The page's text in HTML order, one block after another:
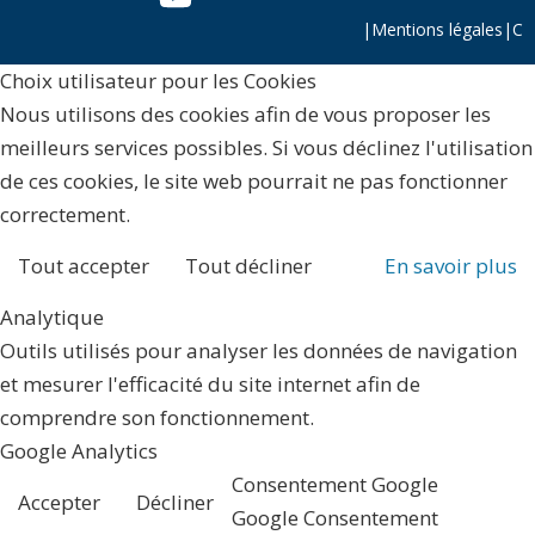
| Mentions légales |C
Choix utilisateur pour les Cookies
Nous utilisons des cookies afin de vous proposer les
meilleurs services possibles. Si vous déclinez l'utilisation
de ces cookies, le site web pourrait ne pas fonctionner
correctement.
Tout accepter
Tout décliner
En savoir plus
Analytique
Outils utilisés pour analyser les données de navigation
et mesurer l'efficacité du site internet afin de
comprendre son fonctionnement.
Google Analytics
Accepter
Décliner
Consentement Google
Google Consentement